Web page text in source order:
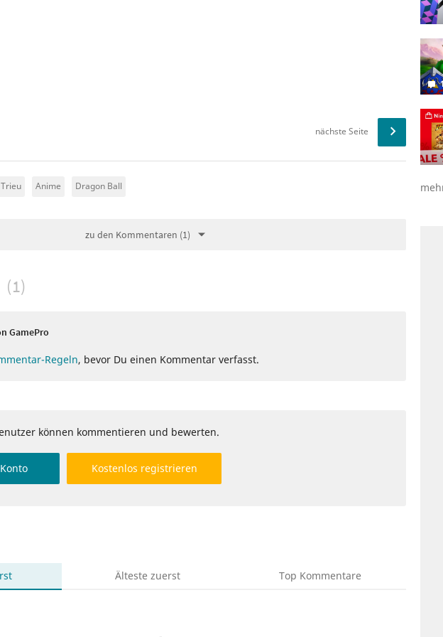
nächste Seite
Anime Dragon Ball
zu den Kommentaren (1)
(1)
GamePro
Regeln, bevor Du einen Kommentar verfasst.
können kommentieren und bewerten.
Kostenlos registrieren
Älteste zuerst Top Kommentare